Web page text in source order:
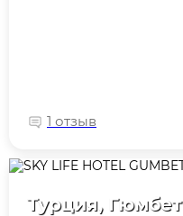
1 отзыв
Турция, Гюмбет